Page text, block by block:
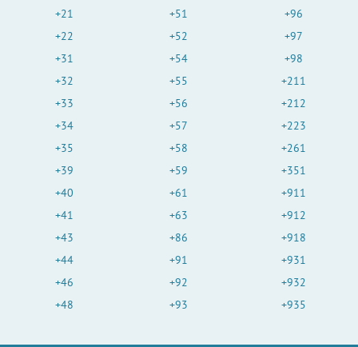
+21
+22
+31
+32
+33
+34
+35
+39
+40
+41
+43
+44
+46
+48
+51
+52
+54
+55
+56
+57
+58
+59
+61
+63
+86
+91
+92
+93
+96
+97
+98
+211
+212
+223
+261
+351
+911
+912
+918
+931
+932
+935